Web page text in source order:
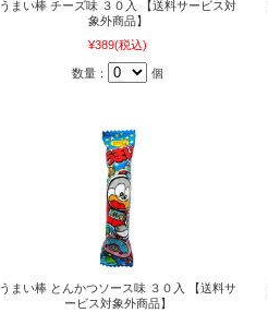
うまい棒 チーズ味 ３０入 【送料サービス対
象外商品】
¥389(税込)
数量： 個
うまい棒 とんかつソース味 ３０入 【送料サ
ービス対象外商品】